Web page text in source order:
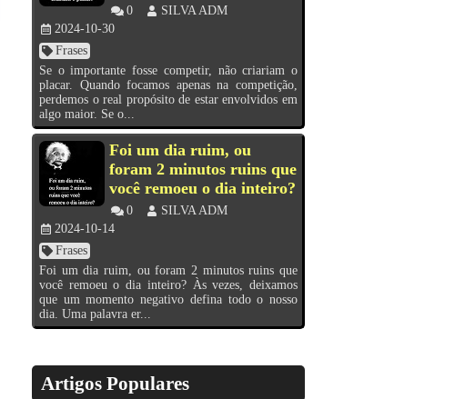
0
SILVA ADM
2024-10-30
Frases
Se o importante fosse competir, não criariam o
placar. Quando focamos apenas na competição,
perdemos o real propósito de estar envolvidos em
algo maior. Se o...
Foi um dia ruim, ou
foram 2 minutos ruins que
você remoeu o dia inteiro?
0
SILVA ADM
2024-10-14
Frases
Foi um dia ruim, ou foram 2 minutos ruins que
você remoeu o dia inteiro? Às vezes, deixamos
que um momento negativo defina todo o nosso
dia. Uma palavra er...
Artigos Populares